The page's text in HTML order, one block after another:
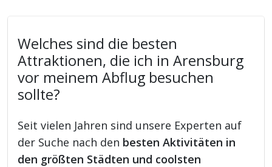
Welches sind die besten
Attraktionen, die ich in Arensburg
vor meinem Abflug besuchen
sollte?
Seit vielen Jahren sind unsere Experten auf
der Suche nach den besten Aktivitäten in
den größten Städten und coolsten